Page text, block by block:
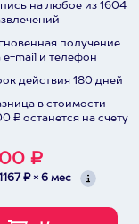
на любое из 1604
получение
e-mail и телефон
действия 180 дней
в стоимости
₽ останется на счету
₽
₽ × 6 мес